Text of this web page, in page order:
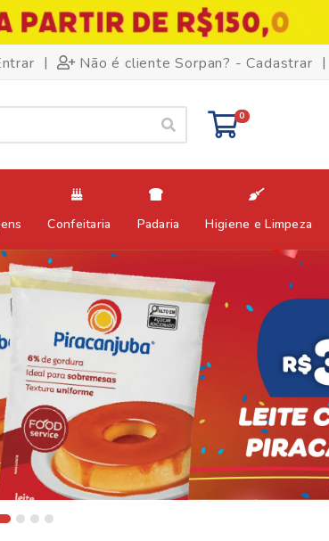
| Não é cliente Sorpan? - Cadastrar |
0
Confeitaria Padaria Higiene e Limpeza